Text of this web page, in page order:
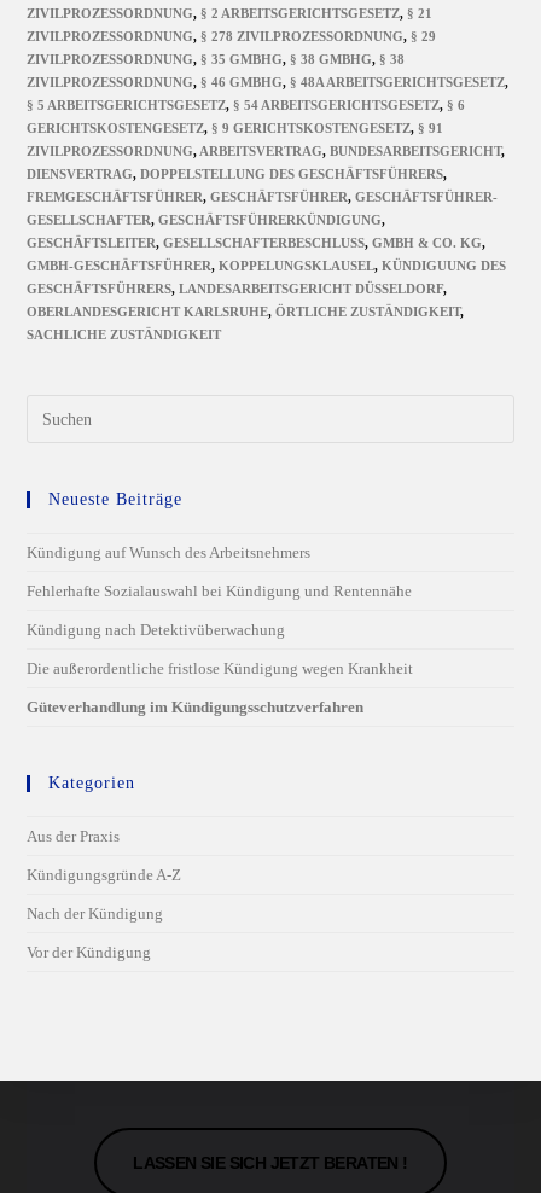
ZIVILPROZESSORDNUNG, § 2 ARBEITSGERICHTSGESETZ, § 21
ZIVILPROZESSORDNUNG, § 278 ZIVILPROZESSORDNUNG, § 29
ZIVILPROZESSORDNUNG, § 35 GMBHG, § 38 GMBHG, § 38
ZIVILPROZESSORDNUNG, § 46 GMBHG, § 48A ARBEITSGERICHTSGESETZ,
§ 5 ARBEITSGERICHTSGESETZ, § 54 ARBEITSGERICHTSGESETZ, § 6
GERICHTSKOSTENGESETZ, § 9 GERICHTSKOSTENGESETZ, § 91
ZIVILPROZESSORDNUNG, ARBEITSVERTRAG, BUNDESARBEITSGERICHT,
DIENSVERTRAG, DOPPELSTELLUNG DES GESCHÄFTSFÜHRERS,
FREMGESCHÄFTSFÜHRER, GESCHÄFTSFÜHRER, GESCHÄFTSFÜHRER-
GESELLSCHAFTER, GESCHÄFTSFÜHRERKÜNDIGUNG,
GESCHÄFTSLEITER, GESELLSCHAFTERBESCHLUSS, GMBH & CO. KG,
GMBH-GESCHÄFTSFÜHRER, KOPPELUNGSKLAUSEL, KÜNDIGUUNG DES
GESCHÄFTSFÜHRERS, LANDESARBEITSGERICHT DÜSSELDORF,
OBERLANDESGERICHT KARLSRUHE, ÖRTLICHE ZUSTÄNDIGKEIT,
SACHLICHE ZUSTÄNDIGKEIT
Neueste Beiträge
Kündigung auf Wunsch des Arbeitsnehmers
Fehlerhafte Sozialauswahl bei Kündigung und Rentennähe
Kündigung nach Detektivüberwachung
Die außerordentliche fristlose Kündigung wegen Krankheit
Güteverhandlung im Kündigungsschutzverfahren
Kategorien
Aus der Praxis
Kündigungsgründe A-Z
Nach der Kündigung
Vor der Kündigung
LASSEN SIE SICH JETZT BERATEN !